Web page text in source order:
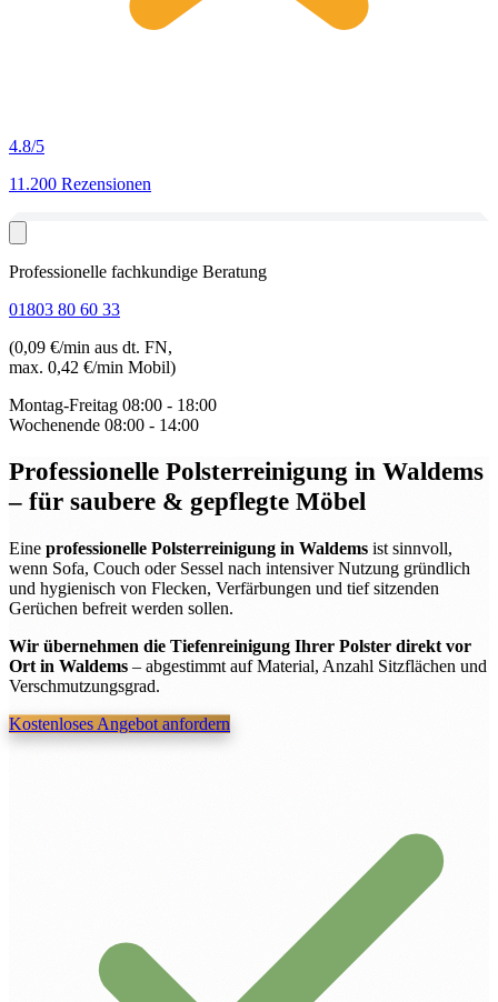
4.8/5
11.200 Rezensionen
Professionelle fachkundige Beratung
01803 80 60 33
(0,09 €/min aus dt. FN,
max. 0,42 €/min Mobil)
Montag-Freitag 08:00 - 18:00
Wochenende 08:00 - 14:00
Professionelle Polsterreinigung in Waldems
– für saubere & gepflegte Möbel
Eine professionelle Polsterreinigung in Waldems ist sinnvoll,
wenn Sofa, Couch oder Sessel nach intensiver Nutzung gründlich
und hygienisch von Flecken, Verfärbungen und tief sitzenden
Gerüchen befreit werden sollen.
Wir übernehmen die Tiefenreinigung Ihrer Polster direkt vor
Ort in Waldems– abgestimmt auf Material, Anzahl Sitzflächen und
Verschmutzungsgrad.
Kostenloses Angebot anfordern